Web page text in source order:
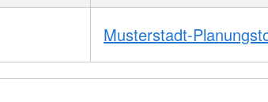
Musterstadt-